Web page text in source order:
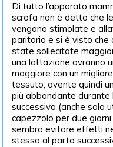
Di tutto l’apparato
scrofa non è detto che
vengano stimolate e
paritario e si è visto che
state sollecitate
una lattazione avranno
maggiore con un
tessuto, avente quindi
più abbondante
successiva (anche solo
capezzolo per due
sembra evitare effetti
stesso al parto